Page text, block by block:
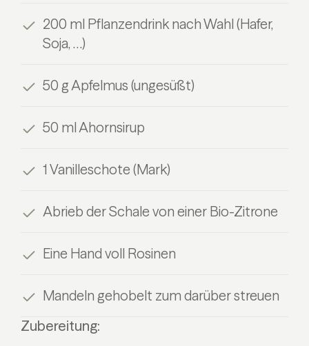
200 ml Pflanzendrink nach Wahl (Hafer,
Soja, …)
50 g Apfelmus (ungesüßt)
50 ml Ahornsirup
1 Vanilleschote (Mark)
Abrieb der Schale von einer Bio-Zitrone
Eine Hand voll Rosinen
Mandeln gehobelt zum darüber streuen
Zubereitung: